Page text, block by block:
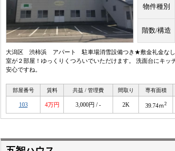
物件種別
階数/構造
大潟区 渋柿浜 アパート 駐車場消雪設備つき★敷金礼金なし
室が２部屋！ゆっくりくつろいでいただけます。 洗面台にキ
安心ですね。
部屋番号 賃料 共益 / 管理費 間取り 専有面積
103 4万円 3,000円 / - 2K 39.74ｍ2